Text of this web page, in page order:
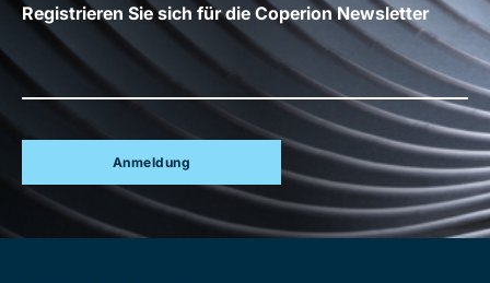
Registrieren Sie sich für die Coperion Newsletter
Anmeldung